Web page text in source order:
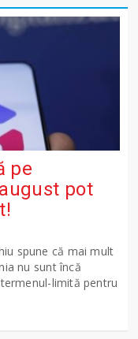
pe
pot
spune că mai mult
nu sunt încă
limită pentru